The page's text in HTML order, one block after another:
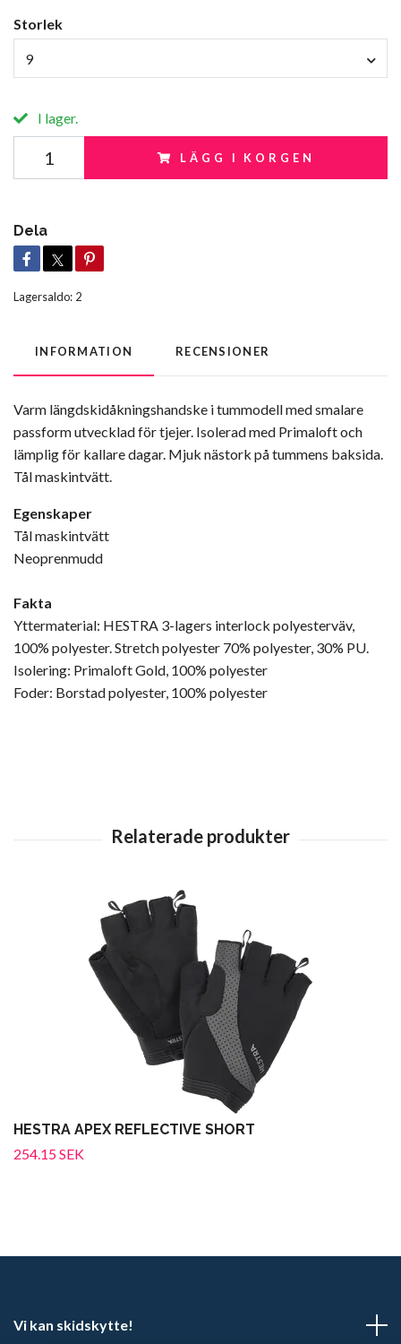
Storlek
9
I lager.
LÄGG I KORGEN
Dela
Lagersaldo: 2
INFORMATION RECENSIONER
Varm längdskidåkningshandske i tummodell med smalare
passform utvecklad för tjejer. Isolerad med Primaloft och
lämplig för kallare dagar. Mjuk nästork på tummens baksida.
Tål maskintvätt.
Egenskaper
Tål maskintvätt
Neoprenmudd
Fakta
Yttermaterial: HESTRA 3-lagers interlock polyesterväv,
100% polyester. Stretch polyester 70% polyester, 30% PU.
Isolering: Primaloft Gold, 100% polyester
Foder: Borstad polyester, 100% polyester
HESTRA APEX REFLECTIVE SHORT
254.15 SEK
Vi kan skidskytte!